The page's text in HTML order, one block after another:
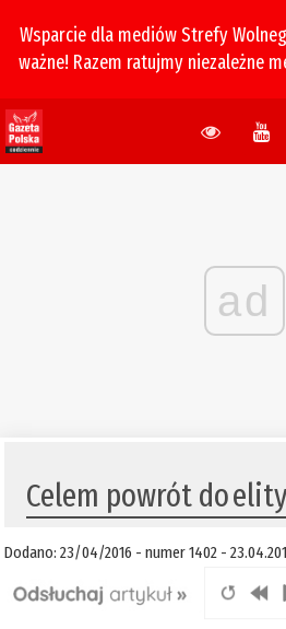
Wsparcie dla mediów Strefy
ważne! Razem ratujmy niezależne
ad
Celem powrót do elity
Dodano: 23/04/2016 - numer 1402 -